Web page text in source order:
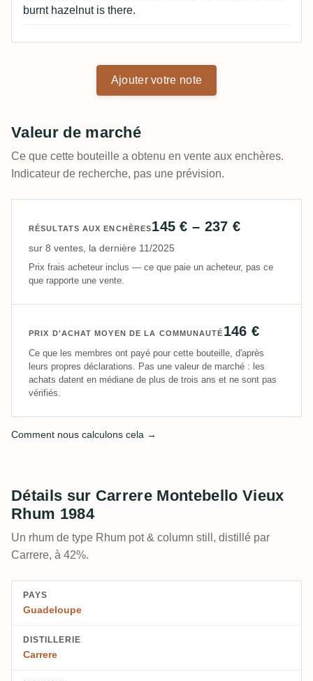
burnt hazelnut is there.
Ajouter votre note
Valeur de marché
Ce que cette bouteille a obtenu en vente aux enchères.
Indicateur de recherche, pas une prévision.
RÉSULTATS AUX ENCHÈRES145 € – 237 €
sur 8 ventes, la dernière 11/2025
Prix frais acheteur inclus — ce que paie un acheteur, pas ce
que rapporte une vente.
PRIX D'ACHAT MOYEN DE LA COMMUNAUTÉ 146 €
Ce que les membres ont payé pour cette bouteille, d'après
leurs propres déclarations. Pas une valeur de marché : les
achats datent en médiane de plus de trois ans et ne sont pas
vérifiés.
Comment nous calculons cela →
Détails sur Carrere Montebello Vieux
Rhum 1984
Un rhum de type Rhum pot & column still, distillé par
Carrere, à 42%.
PAYS
Guadeloupe
DISTILLERIE
Carrere